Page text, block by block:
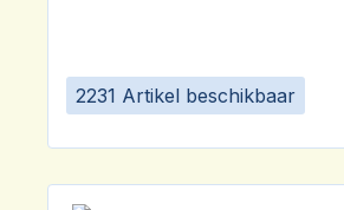
2231 Artikel beschikbaar